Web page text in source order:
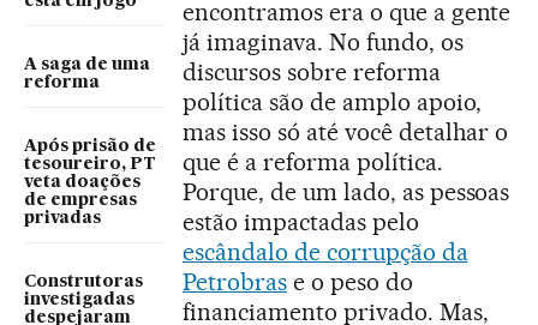
A saga de uma
reforma
Após prisão de
tesoureiro, PT
veta doações
de empresas
privadas
Construtoras
investigadas
despejaram
encontramos era o que a gente
já imaginava. No fundo, os
discursos sobre reforma
política são de amplo apoio,
mas isso só até você detalhar o
que é a reforma política.
Porque, de um lado, as pessoas
estão impactadas pelo
escândalo de corrupção da
Petrobrase o peso do
financiamento privado. Mas,